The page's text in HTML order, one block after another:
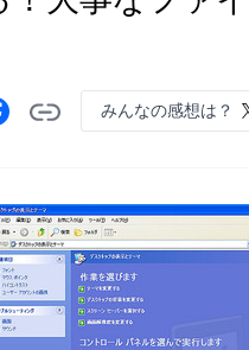
みんなの感想は？